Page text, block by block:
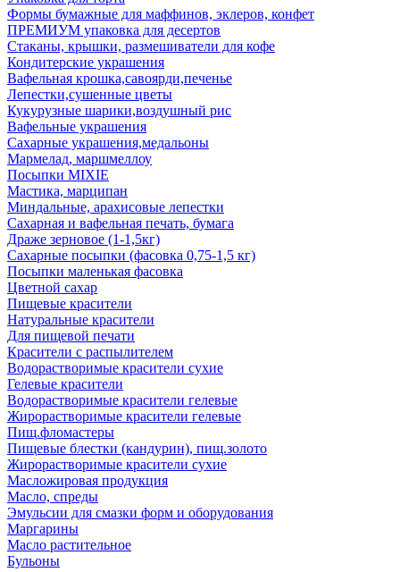
Формы бумажные для маффинов, эклеров, конфет
ПРЕМИУМ упаковка для десертов
Стаканы, крышки, размешиватели для кофе
Кондитерские украшения
Вафельная крошка,савоярди,печенье
Лепестки,сушенные цветы
Кукурузные шарики,воздушный рис
Вафельные украшения
Сахарные украшения,медальоны
Мармелад, маршмеллоу
Посыпки MIXIE
Мастика, марципан
Миндальные, арахисовые лепестки
Сахарная и вафельная печать, бумага
Драже зерновое (1-1,5кг)
Сахарные посыпки (фасовка 0,75-1,5 кг)
Посыпки маленькая фасовка
Цветной сахар
Пищевые красители
Натуральные красители
Для пищевой печати
Красители с распылителем
Водорастворимые красители сухие
Гелевые красители
Водорастворимые красители гелевые
Жирорастворимые красители гелевые
Пищ.фломастеры
Пищевые блестки (кандурин), пищ.золото
Жирорастворимые красители сухие
Масложировая продукция
Масло, спреды
Эмульсии для смазки форм и оборудования
Маргарины
Масло растительное
Бульоны